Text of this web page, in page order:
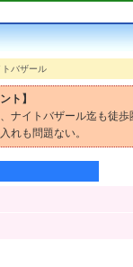
トバザール
ト】
ナイトバザール迄も徒
れも問題ない。